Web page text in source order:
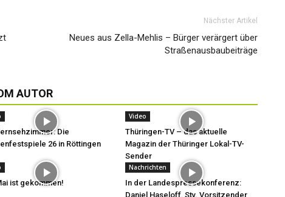
Nächster Artikel
Neues aus Zella-Mehlis – Bürger verärgert über
Straßenausbaubeiträge
AUTOR
Die
26 in Röttingen
Video
Thüringen-TV – das aktuelle
Magazin der Thüringer Lokal-TV-
Sender
ist gekommen!
Nachrichten
In der Landespressekonferenz:
Daniel Haseloff, Stv. Vorsitzender